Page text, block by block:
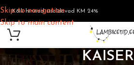
Skip to navigation
Skip to main content
Kõik hinnad sisaldavad KM 24%
KAISER